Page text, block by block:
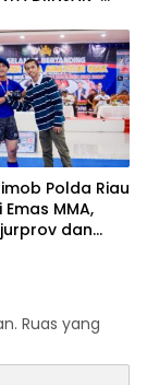
SIAP Bantai
PEMBUNUH
PENJARA
Polda Riau
MMA,
dan
Ruas yang